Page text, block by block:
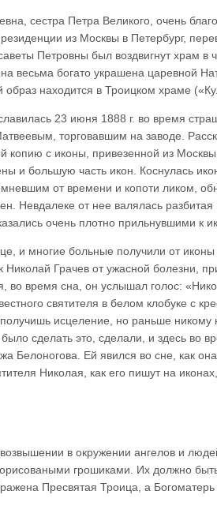
сестра Петра Великого, очень
из Москвы в Петербург,
Петровны был воздвигнут храм
весьма богато украшена царевной
образ находится в Троицком храме
23 июня 1888 г. во время
торговавшим на заводе.
копию с иконы, привезенной из
и большую часть икон. Коснулась
от времени и копоти ликом,
Невдалеке от нее валялась
очень плотно прильнувшими к
и многие больные получили от
Николай Грачев от ужасной болезни,
во время сна, он услышал голос:
святителя в белом клобуке с
исцеление, но раньше никому
сделать это, сделали, и здесь во
жа Белоногова. Ей явился во сне, как
Николая, как его пишут на
в окружении ангелов и
грошиками. Их должно
Пресвятая Троица, а